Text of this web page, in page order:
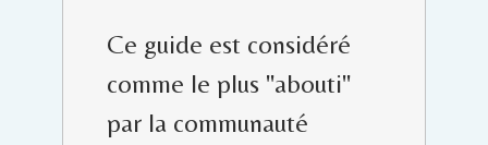
Ce guide est considéré
comme le plus "abouti"
par la communauté